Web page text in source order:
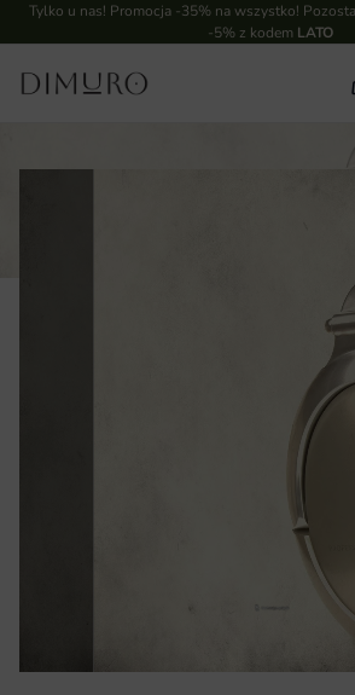
Tylko u nas! Promocja -35% na wszystko!
-5% z kodem LATO